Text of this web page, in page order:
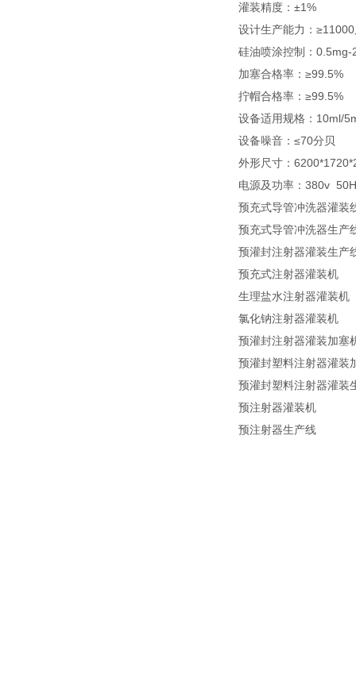
灌装精度：±1%
设计生产能力：
硅油喷涂控制：
加塞合格率：≥99.5%
拧帽合格率：≥99.5%
设备适用规格：10ml/
设备噪音：≤70分贝
外形尺寸：
电源及功率：380v
预充式导管冲洗器灌装
预充式导管冲洗器生产
预灌封注射器灌装生产
预充式注射器灌装机
生理盐水注射器灌装机
氯化钠注射器灌装机
预灌封注射器灌装加塞
预灌封塑料注射器灌装
预灌封塑料注射器灌装
预注射器灌装机
预注射器生产线